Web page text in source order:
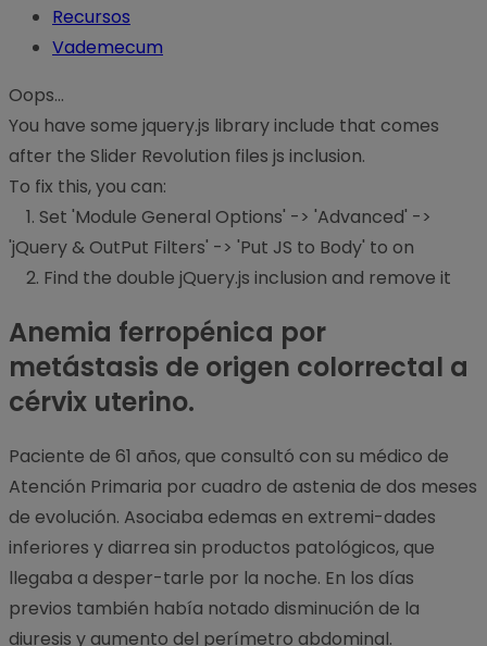
Recursos
Vademecum
Oops...
You have some jquery.js library include that comes
after the Slider Revolution files js inclusion.
To fix this, you can:
1. Set 'Module General Options' -> 'Advanced' ->
'jQuery & OutPut Filters' -> 'Put JS to Body' to on
2. Find the double jQuery.js inclusion and remove it
Anemia ferropénica por
metástasis de origen colorrectal a
cérvix uterino.
Paciente de 61 años, que consultó con su médico de
Atención Primaria por cuadro de astenia de dos meses
de evolución. Asociaba edemas en extremi-dades
inferiores y diarrea sin productos patológicos, que
llegaba a desper-tarle por la noche. En los días
previos también había notado disminución de la
diuresis y aumento del perímetro abdominal.